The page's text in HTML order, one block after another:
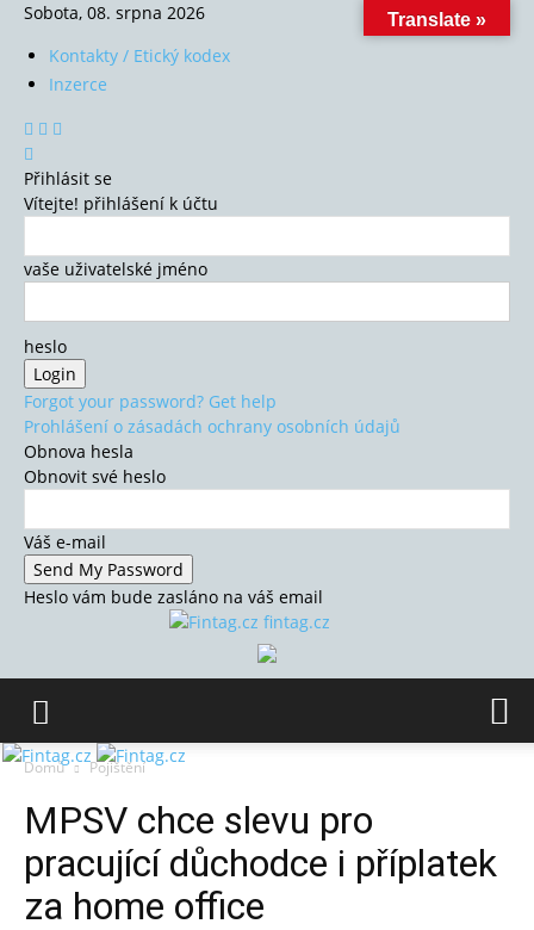
Sobota, 08. srpna 2026
Kontakty / Etický kodex
Inzerce
Přihlásit se
Vítejte! přihlášení k účtu
vaše uživatelské jméno
heslo
Forgot your password? Get help
Prohlášení o zásadách ochrany osobních údajů
Obnova hesla
Obnovit své heslo
Váš e-mail
Heslo vám bude zasláno na váš email
fintag.cz
Domů Pojištění
MPSV chce slevu pro
pracující důchodce i příplatek
za home office
Translate »